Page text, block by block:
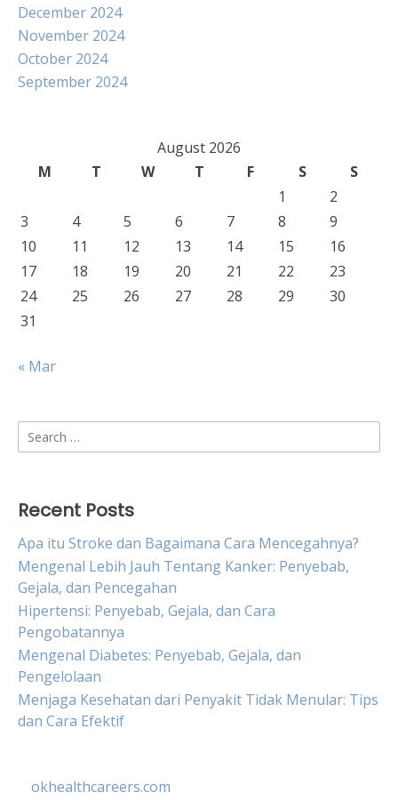
December 2024
November 2024
October 2024
September 2024
August 2026
M
T W T F S
S
1
2
3
4 5 6 7 8
9
10
11 12 13 14 15
16
17
18 19 20 21 22
23
24
25 26 27 28 29
30
31
« Mar
Search
for:
Recent Posts
Apa itu Stroke dan Bagaimana Cara Mencegahnya?
Mengenal Lebih Jauh Tentang Kanker: Penyebab,
Gejala, dan Pencegahan
Hipertensi: Penyebab, Gejala, dan Cara
Pengobatannya
Mengenal Diabetes: Penyebab, Gejala, dan
Pengelolaan
Menjaga Kesehatan dari Penyakit Tidak Menular: Tips
dan Cara Efektif
okhealthcareers.com